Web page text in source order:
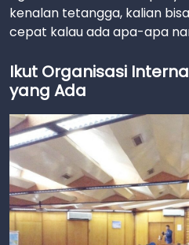
kenalan tetangga, kalian
cepat kalau ada apa-apa
Ikut Organisasi
yang Ada